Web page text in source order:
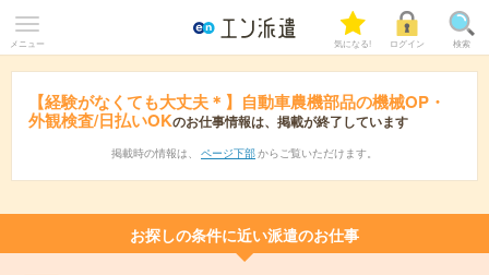
メニュー 気になる! ログイン 検索
【経験がなくても大丈夫＊】自動車農機部品の機械OP・
外観検査/日払いOKのお仕事情報は、掲載が終了しています
掲載時の情報は、 ページ下部 からご覧いただけます。
お探しの条件に近い派遣のお仕事